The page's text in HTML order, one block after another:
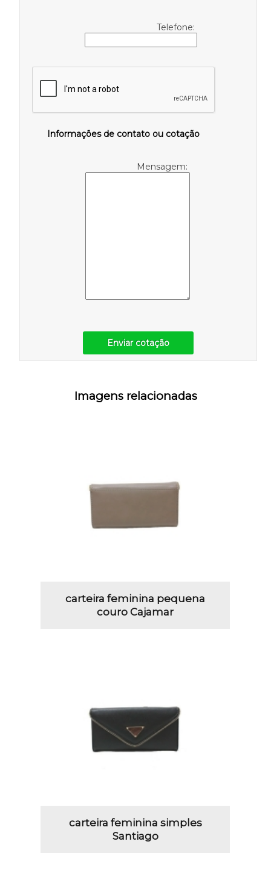
Telefone:
Informações de contato ou cotação
Mensagem:
Enviar cotação
Imagens relacionadas
carteira feminina pequena
couro Cajamar
carteira feminina simples
Santiago